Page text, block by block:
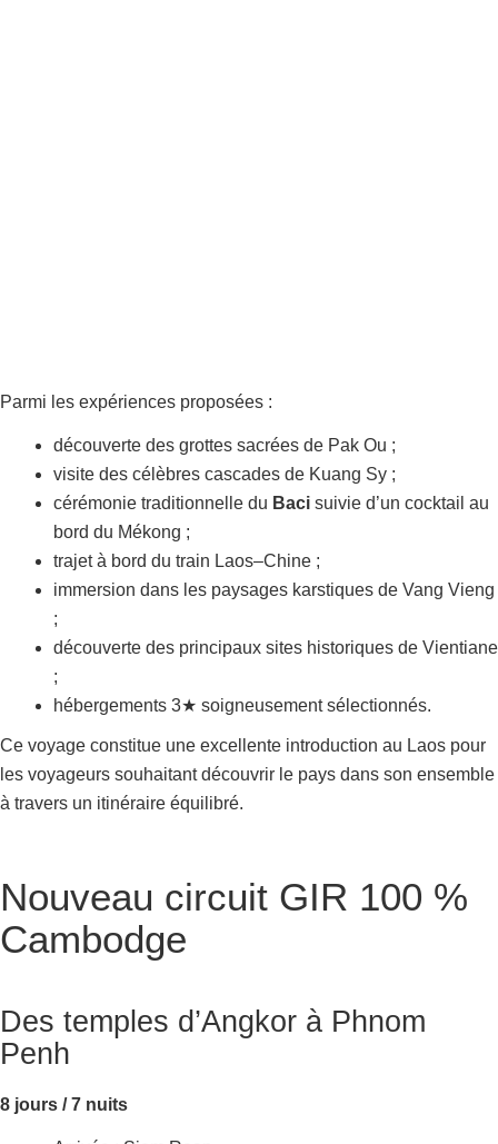
Parmi les expériences proposées :
découverte des grottes sacrées de Pak Ou ;
visite des célèbres cascades de Kuang Sy ;
cérémonie traditionnelle du Baci suivie d’un cocktail au
bord du Mékong ;
trajet à bord du train Laos–Chine ;
immersion dans les paysages karstiques de Vang Vieng
;
découverte des principaux sites historiques de Vientiane
;
hébergements 3★ soigneusement sélectionnés.
Ce voyage constitue une excellente introduction au Laos pour
les voyageurs souhaitant découvrir le pays dans son ensemble
à travers un itinéraire équilibré.
Nouveau circuit GIR 100 %
Cambodge
Des temples d’Angkor à Phnom
Penh
8 jours / 7 nuits